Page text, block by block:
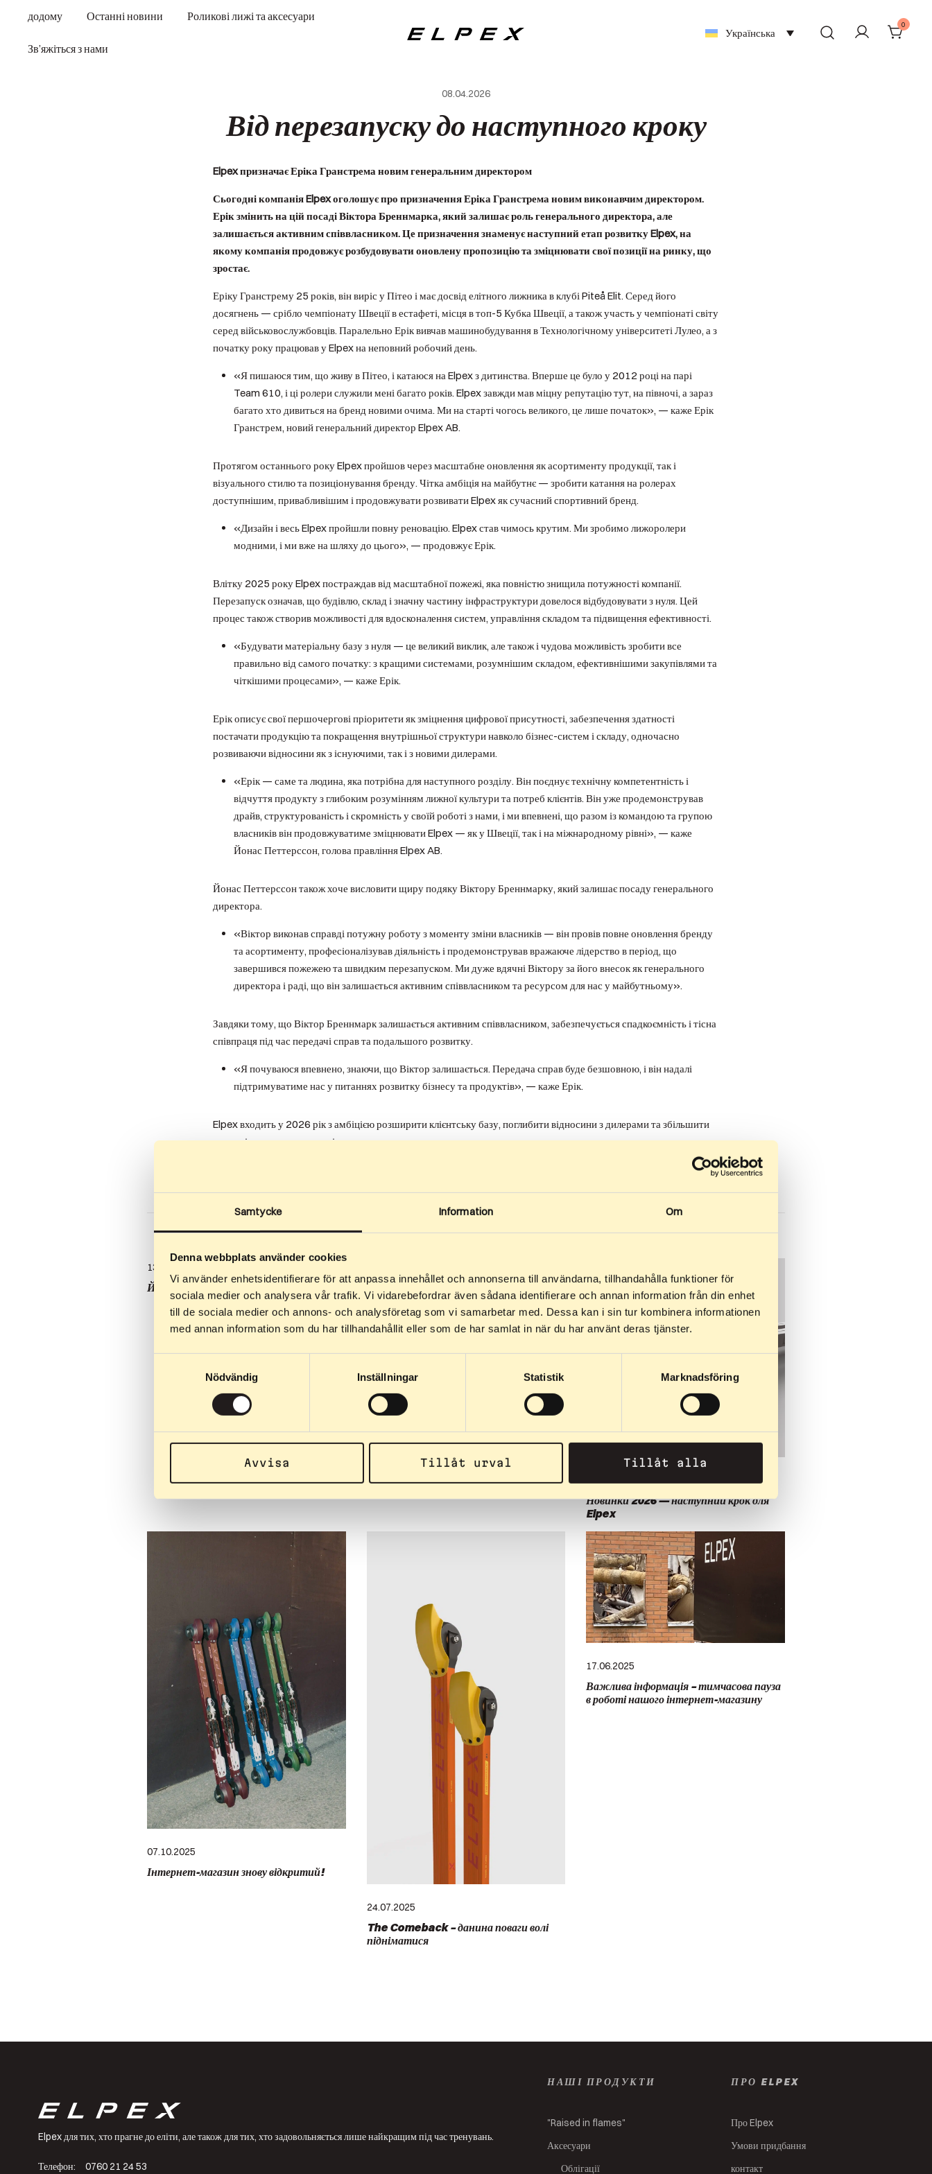
Samtycke Information Om
Denna webbplats använder cookies
Vi använder enhetsidentifierare för att anpassa innehållet och annonserna till användarna, tillhandahålla funktioner för
sociala medier och analysera vår trafik. Vi vidarebefordrar även sådana identifierare och annan information från din enhet
till de sociala medier och annons- och analysföretag som vi samarbetar med. Dessa kan i sin tur kombinera informationen
med annan information som du har tillhandahållit eller som de har samlat in när du har använt deras tjänster.
Nödvändig
Inställningar Statistik Marknadsföring
Avvisa Tillåt urval Tillåt alla
вмісту
додому Останні новини Роликові лижі та аксесуари
Зв’яжіться з нами
Українська
0
08.04.2026
Від перезапуску до наступного кроку
Elpex призначає Еріка Гранстрема новим генеральним директором
Сьогодні компанія Elpex оголошує про призначення Еріка Гранстрема новим виконавчим директором.
Ерік змінить на цій посаді Віктора Бреннмарка, який залишає роль генерального директора, але
залишається активним співвласником. Це призначення знаменує наступний етап розвитку Elpex, на
якому компанія продовжує розбудовувати оновлену пропозицію та зміцнювати свої позиції на ринку, що
зростає.
Еріку Гранстрему 25 років, він виріс у Пітео і має досвід елітного лижника в клубі Piteå Elit. Серед його
досягнень — срібло чемпіонату Швеції в естафеті, місця в топ-5 Кубка Швеції, а також участь у чемпіонаті світу
серед військовослужбовців. Паралельно Ерік вивчав машинобудування в Технологічному університеті Лулео, а з
початку року працював у Elpex на неповний робочий день.
«Я пишаюся тим, що живу в Пітео, і катаюся на Elpex з дитинства. Вперше це було у 2012 році на парі
Team 610, і ці ролери служили мені багато років. Elpex завжди мав міцну репутацію тут, на півночі, а зараз
багато хто дивиться на бренд новими очима. Ми на старті чогось великого, це лише початок», — каже Ерік
Гранстрем, новий генеральний директор Elpex AB.
Протягом останнього року Elpex пройшов через масштабне оновлення як асортименту продукції, так і
візуального стилю та позиціонування бренду. Чітка амбіція на майбутнє — зробити катання на ролерах
доступнішим, привабливішим і продовжувати розвивати Elpex як сучасний спортивний бренд.
«Дизайн і весь Elpex пройшли повну реновацію. Elpex став чимось крутим. Ми зробимо лижоролери
модними, і ми вже на шляху до цього», — продовжує Ерік.
Влітку 2025 року Elpex постраждав від масштабної пожежі, яка повністю знищила потужності компанії.
Перезапуск означав, що будівлю, склад і значну частину інфраструктури довелося відбудовувати з нуля. Цей
процес також створив можливості для вдосконалення систем, управління складом та підвищення ефективності.
«Будувати матеріальну базу з нуля — це великий виклик, але також і чудова можливість зробити все
правильно від самого початку: з кращими системами, розумнішим складом, ефективнішими закупівлями та
чіткішими процесами», — каже Ерік.
Ерік описує свої першочергові пріоритети як зміцнення цифрової присутності, забезпечення здатності
постачати продукцію та покращення внутрішньої структури навколо бізнес-систем і складу, одночасно
розвиваючи відносини як з існуючими, так і з новими дилерами.
«Ерік — саме та людина, яка потрібна для наступного розділу. Він поєднує технічну компетентність і
відчуття продукту з глибоким розумінням лижної культури та потреб клієнтів. Він уже продемонстрував
драйв, структурованість і скромність у своїй роботі з нами, і ми впевнені, що разом із командою та групою
власників він продовжуватиме зміцнювати Elpex — як у Швеції, так і на міжнародному рівні», — каже
Йонас Петтерссон, голова правління Elpex AB.
Йонас Петтерссон також хоче висловити щиру подяку Віктору Бреннмарку, який залишає посаду генерального
директора.
«Віктор виконав справді потужну роботу з моменту зміни власників — він провів повне оновлення бренду
та асортименту, професіоналізував діяльність і продемонстрував вражаюче лідерство в період, що
завершився пожежею та швидким перезапуском. Ми дуже вдячні Віктору за його внесок як генерального
директора і раді, що він залишається активним співвласником та ресурсом для нас у майбутньому».
Завдяки тому, що Віктор Бреннмарк залишається активним співвласником, забезпечується спадкоємність і тісна
співпраця під час передачі справ та подальшого розвитку.
«Я почуваюся впевнено, знаючи, що Віктор залишається. Передача справ буде безшовною, і він надалі
підтримуватиме нас у питаннях розвитку бізнесу та продуктів», — каже Ерік.
Elpex входить у 2026 рік з амбіцією розширити клієнтську базу, поглибити відносини з дилерами та збільшити
свою міжнародну присутність.
13.04.2026
Йонна Сундлінг обирає Elpex
06.03.2026
10 найкращих трас для лижоролерів
Швеції
26.02.2026
Новинки 2026 — наступний крок для
Elpex
07.10.2025
Інтернет-магазин знову відкритий!
24.07.2025
The Comeback – данина поваги волі
підніматися
17.06.2025
Важлива інформація – тимчасова пауза
в роботі нашого інтернет-магазину
Elpex для тих, хто прагне до еліти, але також для тих, хто задовольняється лише найкращим під час тренувань.
Телефон: 0760 21 24 53
НАШІ ПРОДУКТИ
"Raised in flames"
Аксесуари
Облігації
ПРО ELPEX
Про Elpex
Умови придбання
контакт